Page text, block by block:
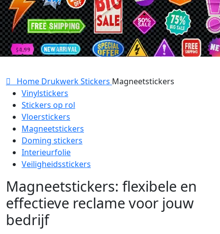
Home DrukwerkStickers Magneetstickers
Vinylstickers
Stickers op rol
Vloerstickers
Magneetstickers
Doming stickers
Interieurfolie
Veiligheidsstickers
Magneetstickers: flexibele en
effectieve reclame voor jouw
bedrijf